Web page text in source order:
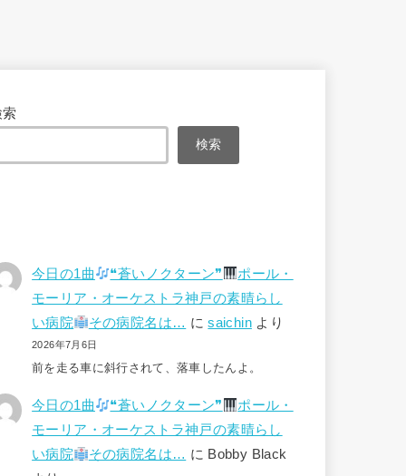
索
検索
今日の1曲 ❝蒼いノクターン❞
ポール・
モーリア・オーケストラ神戸の素晴らし
い病院
その病院名は… にsaichinより
2026年7月6日
前を走る車に斜行されて、落車したんよ。
今日の1曲 ❝蒼いノクターン❞
ポール・
モーリア・オーケストラ神戸の素晴らし
い病院
その病院名は… に Bobby Black